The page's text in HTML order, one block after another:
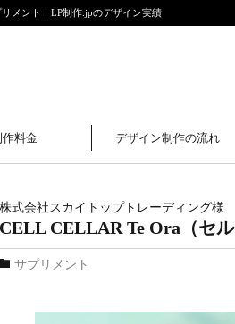
メント｜LP制作.jpのデザイン実績
作料金 デザイン制作の流れ
株式会社スカイトップトレーディング様
CELL CELLAR Te Ora（セル
サプリメント